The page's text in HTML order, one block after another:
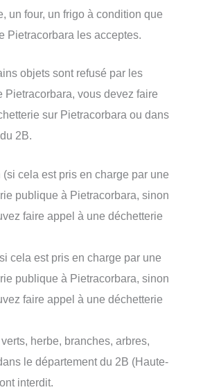
un four, un frigo à condition que
Pietracorbara les acceptes.
objets sont refusé par les
Pietracorbara, vous devez faire
sur Pietracorbara ou dans
2B.
(si cela est pris en charge par une
publique à Pietracorbara, sinon
faire appel à une déchetterie
cela est pris en charge par une
publique à Pietracorbara, sinon
faire appel à une déchetterie
herbe, branches, arbres,
le département du 2B (Haute-
interdit.